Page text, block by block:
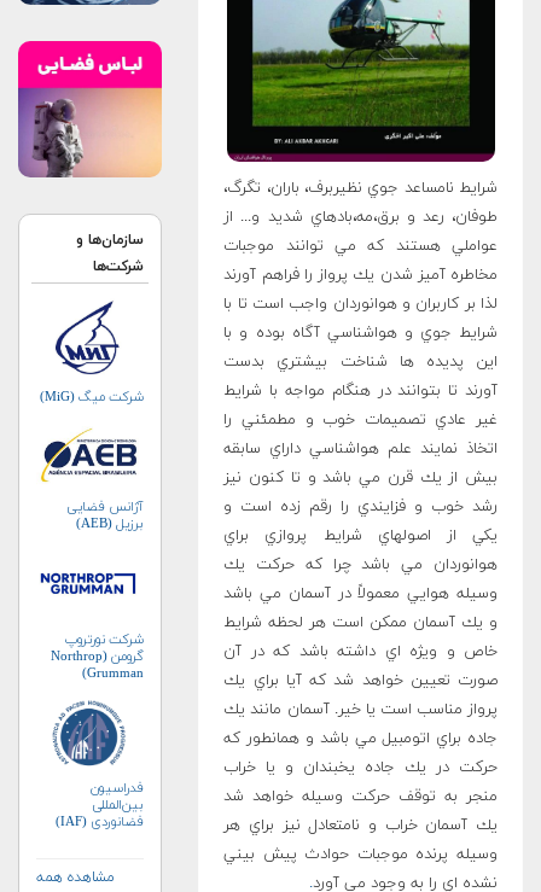
شرايط نامساعد جوي نظيربرف، باران، تگرگ،
طوفان، رعد و برق،مه،بادهاي شديد و... از
عواملي هستند كه مي توانند موجبات
مخاطره آميز شدن يك پرواز را فراهم آورند
لذا بر كاربران و هوانوردان واجب است تا با
شرايط جوي و هواشناسي آگاه بوده و با
اين پديده ها شناخت بيشتري بدست
آورند تا بتوانند در هنگام مواجه با شرايط
غير عادي تصميمات خوب و مطمئني را
اتخاذ نمايند علم هواشناسي داراي سابقه
بيش از يك قرن مي باشد و تا كنون نيز
رشد خوب و فزايندي را رقم زده است و
يكي از اصولهاي شرايط پروازي براي
هوانوردان مي باشد چرا كه حركت يك
وسيله هوايي معمولاً در آسمان مي باشد
و يك آسمان ممكن است هر لحظه شرايط
خاص و ويژه اي داشته باشد كه در آن
صورت تعيين خواهد شد كه آيا براي يك
پرواز مناسب است يا خير. آسمان مانند يك
جاده براي اتومبيل مي باشد و همانطور كه
حركت در يك جاده يخبندان و يا خراب
منجر به توقف حركت وسيله خواهد شد
يك آسمان خراب و نامتعادل نيز براي هر
وسيله پرنده موجبات حوادث پيش بيني
نشده اي را به وجود مي آورد.
سازمان‌ها و
شرکت‌ها
شرکت میگ (MiG)
آژانس فضایی
برزیل (AEB)
شرکت نورتروپ
گرومن (Northrop
Grumman)
فدراسیون
بین‌المللی
فضانوردی (IAF)
مشاهده همه